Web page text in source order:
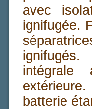
avec
ignifugée.
intégrale
batterie